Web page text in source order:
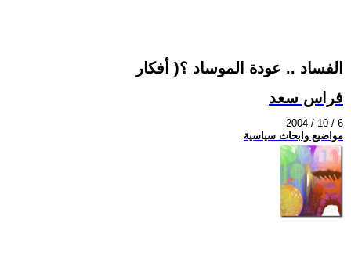
الفساد .. عودة الموساد ؟( أفكار
فراس سعد
2004 / 10 / 6
مواضيع وابحاث سياسية